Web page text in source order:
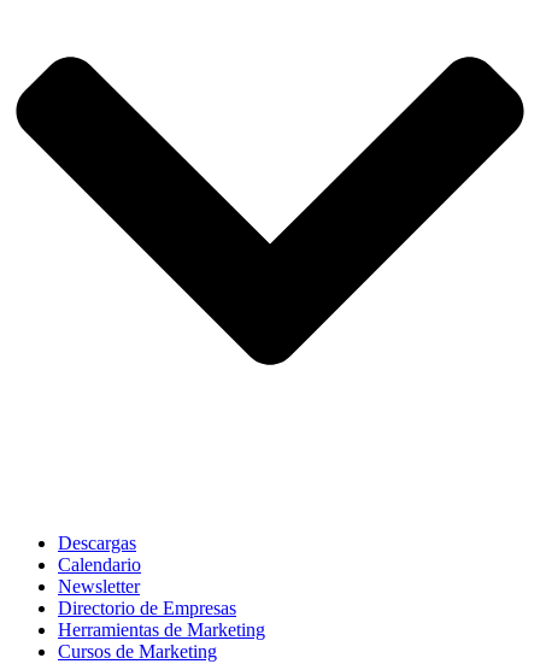
Descargas
Calendario
Newsletter
Directorio de Empresas
Herramientas de Marketing
Cursos de Marketing